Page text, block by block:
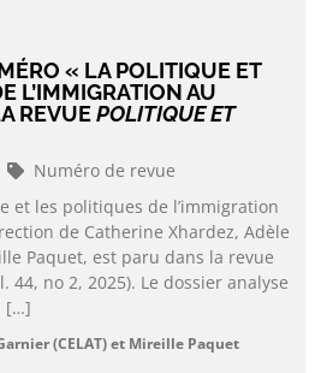
« LA POLITIQUE ET
L’IMMIGRATION AU
REVUEPOLITIQUE ET
Numéro de revue
et les politiques de l’immigration
de Catherine Xhardez, Adèle
Paquet, est paru dans la revue
44, no 2, 2025). Le dossier analyse
[…]
(CELAT) et Mireille Paquet